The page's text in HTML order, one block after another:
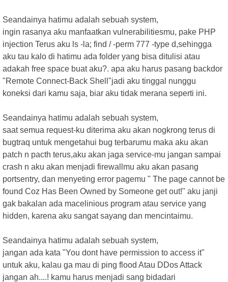
Seandainya hatimu adalah sebuah system,
ingin rasanya aku manfaatkan vulnerabilitiesmu, pake PHP
injection Terus aku ls -la; find / -perm 777 -type d,sehingga
aku tau kalo di hatimu ada folder yang bisa ditulisi atau
adakah free space buat aku?. apa aku harus pasang backdor
"Remote Connect-Back Shell"jadi aku tinggal nunggu
koneksi dari kamu saja, biar aku tidak merana seperti ini.
Seandainya hatimu adalah sebuah system,
saat semua request-ku diterima aku akan nogkrong terus di
bugtraq untuk mengetahui bug terbarumu maka aku akan
patch n pacth terus,aku akan jaga service-mu jangan sampai
crash n aku akan menjadi firewallmu aku akan pasang
portsentry, dan menyeting error pagemu " The page cannot be
found Coz Has Been Owned by Someone get out!" aku janji
gak bakalan ada macelinious program atau service yang
hidden, karena aku sangat sayang dan mencintaimu.
Seandainya hatimu adalah sebuah system,
jangan ada kata "You dont have permission to access it"
untuk aku, kalau ga mau di ping flood Atau DDos Attack
jangan ah....! kamu harus menjadi sang bidadari